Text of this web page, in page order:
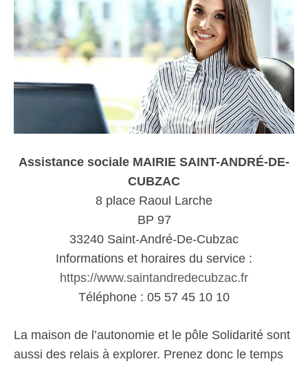
Assistance sociale MAIRIE SAINT-ANDRÉ-DE-
CUBZAC
8 place Raoul Larche
BP 97
33240 Saint-André-De-Cubzac
Informations et horaires du service :
https://www.saintandredecubzac.fr
Téléphone : 05 57 45 10 10
La maison de l’autonomie et le pôle Solidarité sont
aussi des relais à explorer. Prenez donc le temps